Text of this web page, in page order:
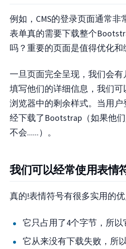
例如，CMS的登录页面通常
表单真的需要下载整个
吗？重要的页面是值得优化和
一旦页面完全呈现，我们会
填写他们的详细信息，我们
浏览器中的剩余样式。当用
经下载了Bootstrap（如果他
不会......）。
我们可以经常使用表情
真的!表情符号有很多实用的优
它只占用了4个字节，所以
它从来没有下载失败，所